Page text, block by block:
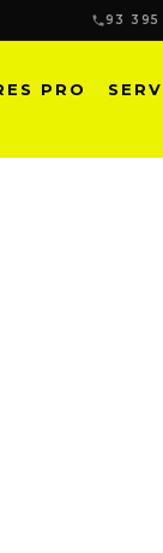
93 395
PRO